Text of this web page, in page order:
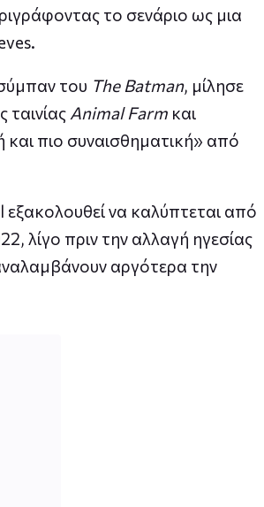
το σενάριο ως μια
του The Batman, μίλησε
Animal Farm και
και πιο συναισθηματική» από
να καλύπτεται από
λίγο πριν την αλλαγή ηγεσίας
αργότερα την